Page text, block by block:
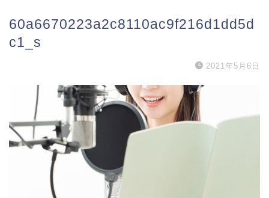
60a6670223a2c8110ac9f216d1dd5d
c1_s
2021年5月6日